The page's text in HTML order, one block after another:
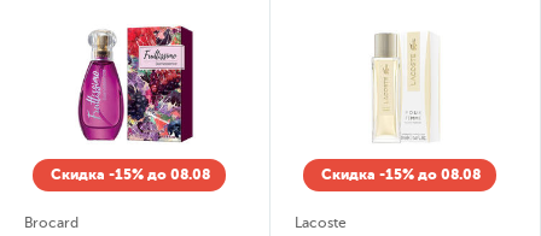
Скидка -15% до 08.08
Brocard
Скидка -15% до 08.08
Lacoste